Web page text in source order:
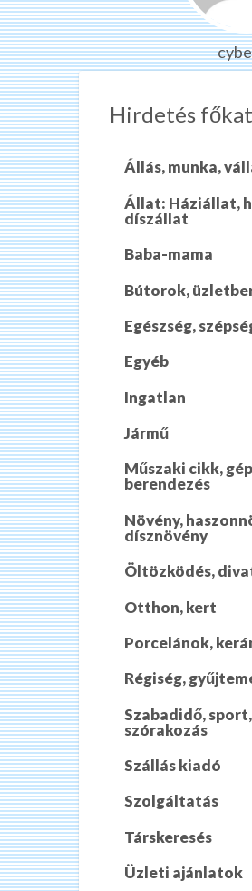
Hirdetés
Állás, munka,
Állat: Háziállat,
díszállat
Baba-mama
Bútorok,
Egészség,
Egyéb
Ingatlan
Jármű
Műszaki cikk,
berendezés
Növény,
dísznövény
Öltözködés,
Otthon, kert
Porcelánok,
Régiség,
Szabadidő,
szórakozás
Szállás kiadó
Szolgáltatás
Társkeresés
Üzleti ajánlatok